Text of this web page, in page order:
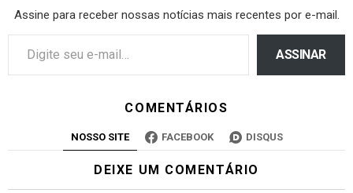
Assine para receber nossas notícias mais recentes por e-mail.
ASSINAR
COMENTÁRIOS
NOSSO SITE FACEBOOK DISQUS
DEIXE UM COMENTÁRIO